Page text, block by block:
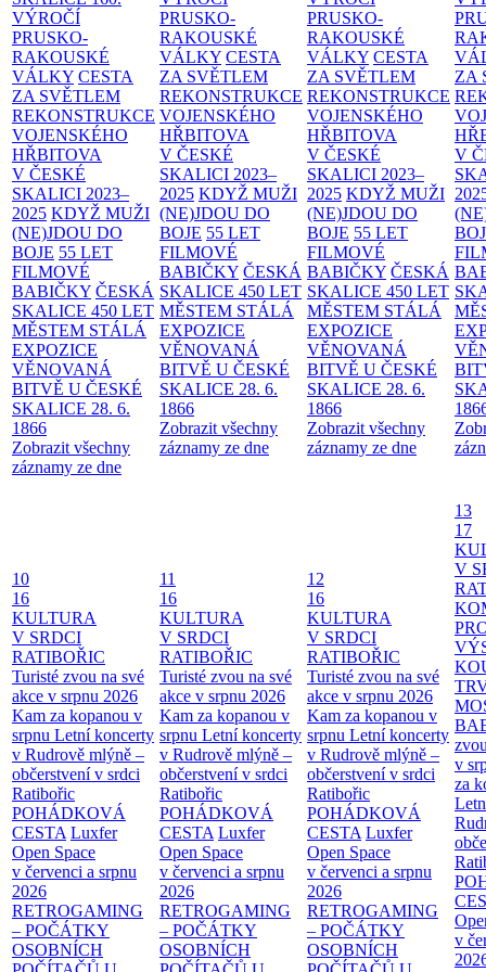
VÝROČÍ
PRUSKO-
RAKOUSKÉ
VÁLKY CESTA
ZA SVĚTLEM
REKONSTRUKCE
VOJENSKÉHO
HŘBITOVA
V ČESKÉ
SKALICI 2023–
2025 KDYŽ MUŽI
(NE)JDOU DO
BOJE 55 LET
FILMOVÉ
BABIČKY ČESKÁ
SKALICE 450 LET
MĚSTEM STÁLÁ
EXPOZICE
VĚNOVANÁ
BITVĚ U ČESKÉ
SKALICE 28. 6.
1866
Zobrazit všechny
záznamy ze dne
PRUSKO-
RAKOUSKÉ
VÁLKY CESTA
ZA SVĚTLEM
REKONSTRUKCE
VOJENSKÉHO
HŘBITOVA
V ČESKÉ
SKALICI 2023–
2025 KDYŽ MUŽI
(NE)JDOU DO
BOJE 55 LET
FILMOVÉ
BABIČKY ČESKÁ
SKALICE 450 LET
MĚSTEM STÁLÁ
EXPOZICE
VĚNOVANÁ
BITVĚ U ČESKÉ
SKALICE 28. 6.
1866
Zobrazit všechny
záznamy ze dne
PRUSKO-
RAKOUSKÉ
VÁLKY CESTA
ZA SVĚTLEM
REKONSTRUKCE
VOJENSKÉHO
HŘBITOVA
V ČESKÉ
SKALICI 2023–
2025 KDYŽ MUŽI
(NE)JDOU DO
BOJE 55 LET
FILMOVÉ
BABIČKY ČESKÁ
SKALICE 450 LET
MĚSTEM STÁLÁ
EXPOZICE
VĚNOVANÁ
BITVĚ U ČESKÉ
SKALICE 28. 6.
1866
Zobrazit všechny
záznamy ze dne
ZA
V
10
16
KULTURA
V SRDCI
RATIBOŘIC
Turisté zvou na své
akce v srpnu 2026
Kam za kopanou v
srpnu Letní koncerty
v Rudrově mlýně –
občerstvení v srdci
Ratibořic
POHÁDKOVÁ
CESTA Luxfer
Open Space
v červenci a srpnu
2026
RETROGAMING
– POČÁTKY
OSOBNÍCH
11
16
KULTURA
V SRDCI
RATIBOŘIC
Turisté zvou na své
akce v srpnu 2026
Kam za kopanou v
srpnu Letní koncerty
v Rudrově mlýně –
občerstvení v srdci
Ratibořic
POHÁDKOVÁ
CESTA Luxfer
Open Space
v červenci a srpnu
2026
RETROGAMING
– POČÁTKY
OSOBNÍCH
12
16
KULTURA
V SRDCI
RATIBOŘIC
Turisté zvou na své
akce v srpnu 2026
Kam za kopanou v
srpnu Letní koncerty
v Rudrově mlýně –
občerstvení v srdci
Ratibořic
POHÁDKOVÁ
CESTA Luxfer
Open Space
v červenci a srpnu
2026
RETROGAMING
– POČÁTKY
OSOBNÍCH
13
17
V
v
za
v